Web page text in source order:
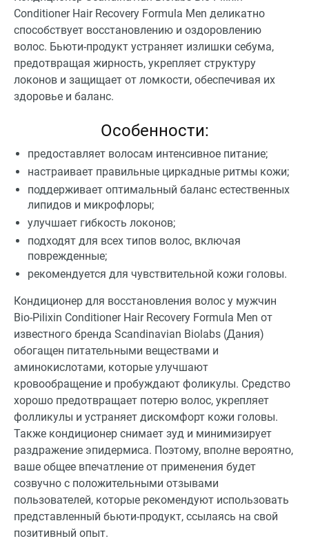
Conditioner Hair Recovery Formula Men деликатно
способствует восстановлению и оздоровлению
волос. Бьюти-продукт устраняет излишки себума,
предотвращая жирность, укрепляет структуру
локонов и защищает от ломкости, обеспечивая их
здоровье и баланс.
Особенности:
предоставляет волосам интенсивное питание;
настраивает правильные циркадные ритмы кожи;
поддерживает оптимальный баланс естественных
липидов и микрофлоры;
улучшает гибкость локонов;
подходят для всех типов волос, включая
поврежденные;
рекомендуется для чувствительной кожи головы.
Кондиционер для восстановления волос у мужчин
Bio-Pilixin Conditioner Hair Recovery Formula Men от
известного бренда Scandinavian Biolabs (Дания)
обогащен питательными веществами и
аминокислотами, которые улучшают
кровообращение и пробуждают фоликулы. Средство
хорошо предотвращает потерю волос, укрепляет
фолликулы и устраняет дискомфорт кожи головы.
Также кондиционер снимает зуд и минимизирует
раздражение эпидермиса. Поэтому, вполне вероятно,
ваше общее впечатление от применения будет
созвучно с положительными отзывами
пользователей, которые рекомендуют использовать
представленный бьюти-продукт, ссылаясь на свой
позитивный опыт.